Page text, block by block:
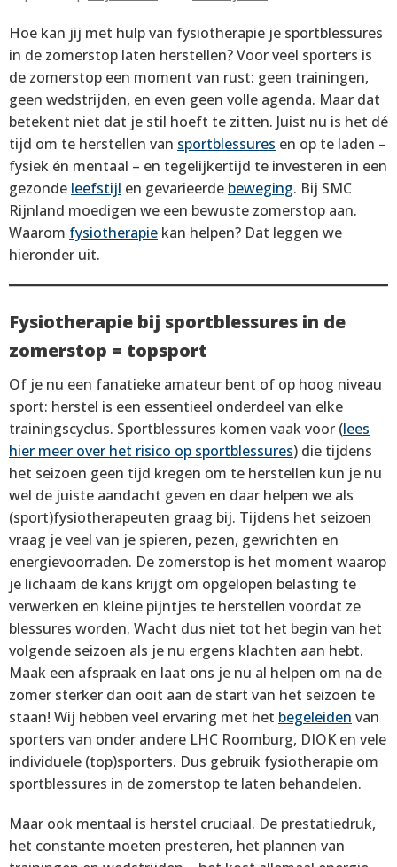
Hoe kan jij met hulp van fysiotherapie je sportblessures
in de zomerstop laten herstellen? Voor veel sporters is
de zomerstop een moment van rust: geen trainingen,
geen wedstrijden, en even geen volle agenda. Maar dat
betekent niet dat je stil hoeft te zitten. Juist nu is het dé
tijd om te herstellen van sportblessures en op te laden –
fysiek én mentaal – en tegelijkertijd te investeren in een
gezonde leefstijl en gevarieerde beweging. Bij SMC
Rijnland moedigen we een bewuste zomerstop aan.
Waarom fysiotherapie kan helpen? Dat leggen we
hieronder uit.
Fysiotherapie bij sportblessures in de
zomerstop = topsport
Of je nu een fanatieke amateur bent of op hoog niveau
sport: herstel is een essentieel onderdeel van elke
trainingscyclus. Sportblessures komen vaak voor (lees
hier meer over het risico op sportblessures) die tijdens
het seizoen geen tijd kregen om te herstellen kun je nu
wel de juiste aandacht geven en daar helpen we als
(sport)fysiotherapeuten graag bij. Tijdens het seizoen
vraag je veel van je spieren, pezen, gewrichten en
energievoorraden. De zomerstop is het moment waarop
je lichaam de kans krijgt om opgelopen belasting te
verwerken en kleine pijntjes te herstellen voordat ze
blessures worden. Wacht dus niet tot het begin van het
volgende seizoen als je nu ergens klachten aan hebt.
Maak een afspraak en laat ons je nu al helpen om na de
zomer sterker dan ooit aan de start van het seizoen te
staan! Wij hebben veel ervaring met het begeleiden van
sporters van onder andere LHC Roomburg, DIOK en vele
individuele (top)sporters. Dus gebruik fysiotherapie om
sportblessures in de zomerstop te laten behandelen.
Maar ook mentaal is herstel cruciaal. De prestatiedruk,
het constante moeten presteren, het plannen van